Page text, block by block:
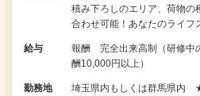
積み下ろしのエリア、荷物の
合わせ可能！あなたのライ
給与
報酬 完全出来高制（研修中
酬10,000円以上）
勤務地
埼玉県内もしくは群馬県内